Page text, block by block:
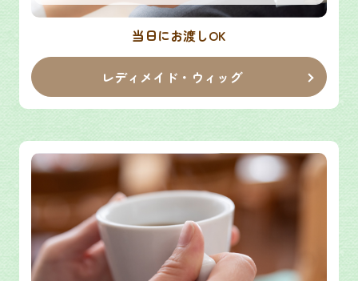
当日にお渡しOK
レディメイド・ウィッグ